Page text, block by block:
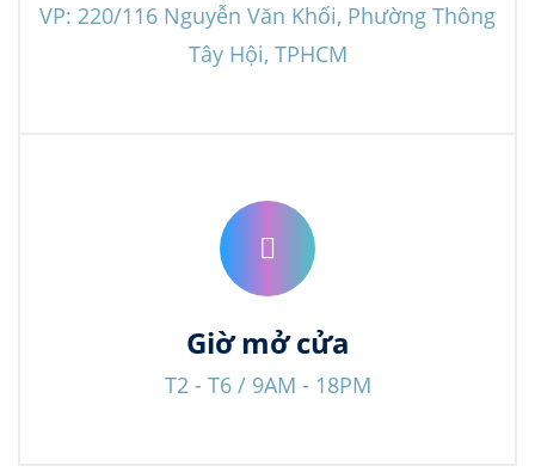
VP: 220/116 Nguyễn Văn Khối, Phường Thông
Tây Hội, TPHCM
Giờ mở cửa
T2 - T6 / 9AM - 18PM